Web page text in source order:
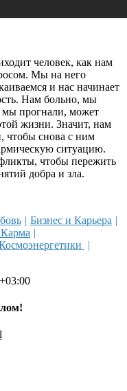
человек, как нам
Мы на него
и нас начинает
Нам больно, мы
мы прогнали, может
жизни. Значит, нам
чтобы снова с ним
ситуацию.
чтобы пережить
добра и зла.
Бизнес и Карьера